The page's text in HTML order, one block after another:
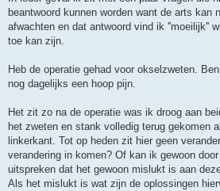
beantwoord kunnen worden want de arts kan
afwachten en dat antwoord vind ik ''moeilijk''
toe kan zijn.
Heb de operatie gehad voor okselzweten.
nog dagelijks een hoop pijn.
Het zit zo na de operatie was ik droog aan
het zweten en stank volledig terug gekomen
linkerkant. Tot op heden zit hier geen
verandering in komen? Of kan ik gewoon
uitspreken dat het gewoon mislukt is aan
Als het mislukt is wat zijn de oplossingen